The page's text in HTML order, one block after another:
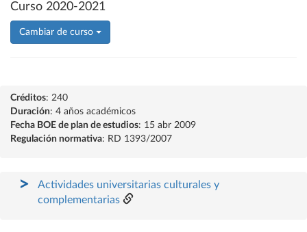
Curso 2020-2021
Cambiar de curso
Créditos: 240
Duración: 4 años académicos
Fecha BOE de plan de estudios: 15 abr 2009
Regulación normativa: RD 1393/2007
Actividades universitarias culturales y
complementarias